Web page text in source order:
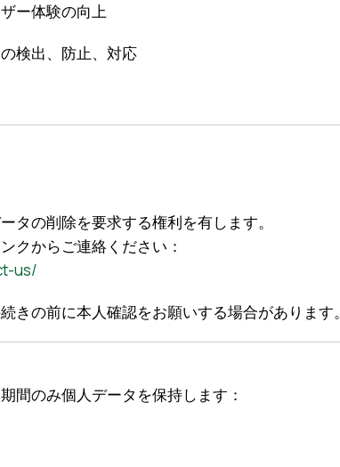
ー体験の向上
検出、防止、対応
タの削除を要求する権利を有します。
クからご連絡ください：
us/
きの前に本人確認をお願いする場合があります。
間のみ個人データを保持します：